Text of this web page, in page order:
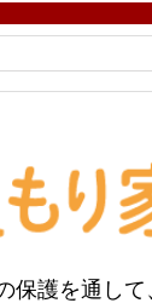
保護を通し